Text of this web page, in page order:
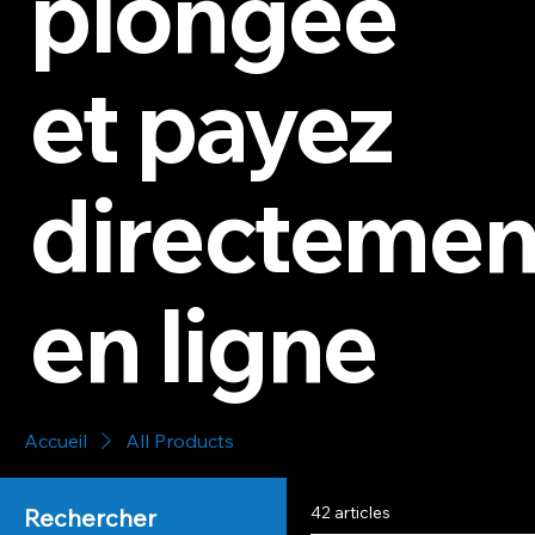
Accueil All Products
Rechercher 42 articles
et payez
en ligne